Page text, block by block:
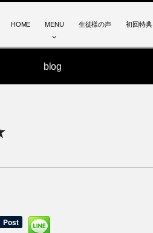
HOME MENU 生徒様の声 初回特典
blog